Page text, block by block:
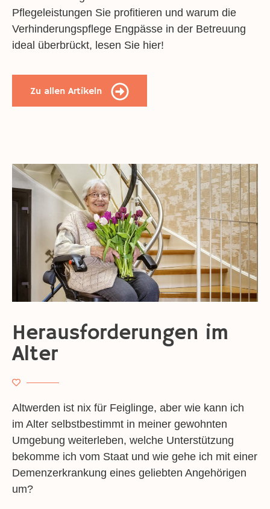
Pflegeleistungen Sie profitieren und warum die
Verhinderungspflege Engpässe in der Betreuung
ideal überbrückt, lesen Sie hier!
Zu allen Artikeln
Herausforderungen im
Alter
Altwerden ist nix für Feiglinge, aber wie kann ich
im Alter selbstbestimmt in meiner gewohnten
Umgebung weiterleben, welche Unterstützung
bekomme ich vom Staat und wie gehe ich mit einer
Demenzerkrankung eines geliebten Angehörigen
um?